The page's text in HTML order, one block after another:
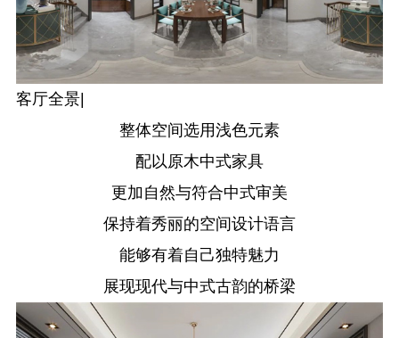
客厅全景|
整体空间选用浅色元素
配以原木中式家具
更加自然与符合中式审美
保持着秀丽的空间设计语言
能够有着自己独特魅力
展现现代与中式古韵的桥梁